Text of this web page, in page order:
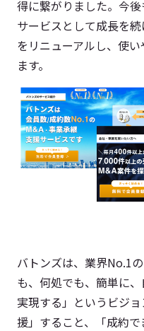
得に繋がりました。今
サービスとして成長を
をリニューアルし、使
ます。
バトンズは、業界No.1
も、何処でも、簡単に
実現する」というビジ
援」すること、「成約